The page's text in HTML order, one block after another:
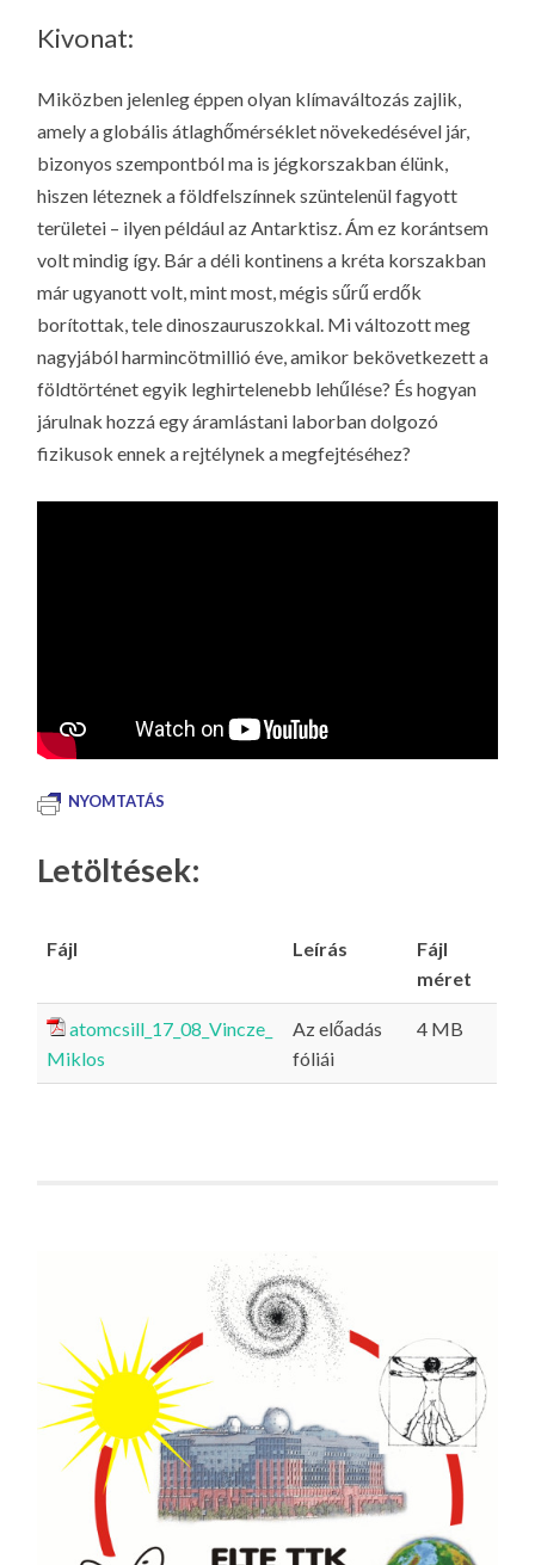
Kivonat:
Miközben jelenleg éppen olyan klímaváltozás zajlik,
amely a globális átlaghőmérséklet növekedésével jár,
bizonyos szempontból ma is jégkorszakban élünk,
hiszen léteznek a földfelszínnek szüntelenül fagyott
területei – ilyen például az Antarktisz. Ám ez korántsem
volt mindig így. Bár a déli kontinens a kréta korszakban
már ugyanott volt, mint most, mégis sűrű erdők
borítottak, tele dinoszauruszokkal. Mi változott meg
nagyjából harmincötmillió éve, amikor bekövetkezett a
földtörténet egyik leghirtelenebb lehűlése? És hogyan
járulnak hozzá egy áramlástani laborban dolgozó
fizikusok ennek a rejtélynek a megfejtéséhez?
NYOMTATÁS
Letöltések:
Fájl Leírás
Fájl
méret
atomcsill_17_08_Vincze_
Miklos
Az előadás
fóliái
4 MB